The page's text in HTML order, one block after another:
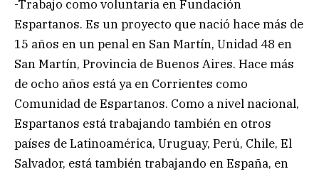
-Trabajo como voluntaria en Fundación
Espartanos. Es un proyecto que nació hace más de
15 años en un penal en San Martín, Unidad 48 en
San Martín, Provincia de Buenos Aires. Hace más
de ocho años está ya en Corrientes como
Comunidad de Espartanos. Como a nivel nacional,
Espartanos está trabajando también en otros
países de Latinoamérica, Uruguay, Perú, Chile, El
Salvador, está también trabajando en España, en